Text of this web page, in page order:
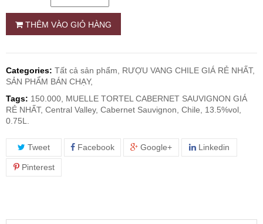
RƯỢU VODKA
RƯỢU COGNAC
RƯỢU VANG ĐÀ LẠT
TRỐNG RƯỢU
Rượu Vang Argentina
THÊM VÀO GIỎ HÀNG
Categories: Tất cả sản phẩm,
RƯỢU VANG CHILE GIÁ RẺ NHẤT,
SẢN PHẨM BÁN CHẠY,
Tags: 150.000, MUELLE TORTEL CABERNET SAUVIGNON GIÁ
RẺ NHẤT, Central Valley, Cabernet Sauvignon, Chile, 13.5%vol,
0.75L.
Tweet Facebook Google+ Linkedin
Pinterest